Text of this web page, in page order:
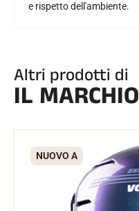
e rispetto dell'ambiente.
Altri prodotti di
IL MARCHIO
NUOVO A